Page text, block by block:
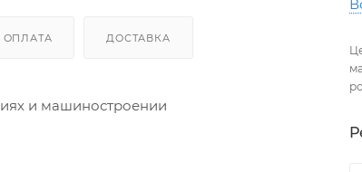
ОПЛАТА ДОСТАВКА
и машиностроении